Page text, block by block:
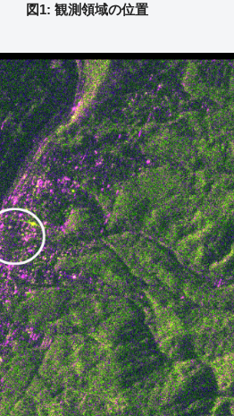
図1: 観測領域の位置